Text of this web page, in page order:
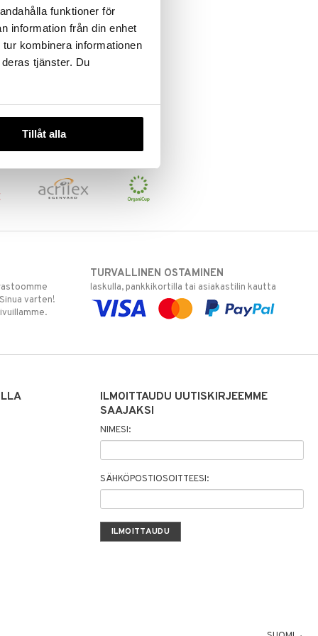
funktioner för
information från din enhet
kombinera informationen
tjänster. Du
Tillåt alla
varten!
TURVALLINEN OSTAMINEN
laskulla, pankkikortilla tai asiakastilin kautta
ILMOITTAUDU UUTISKIRJEEMME
SAAJAKSI
NIMESI:
SÄHKÖPOSTIOSOITTEESI: